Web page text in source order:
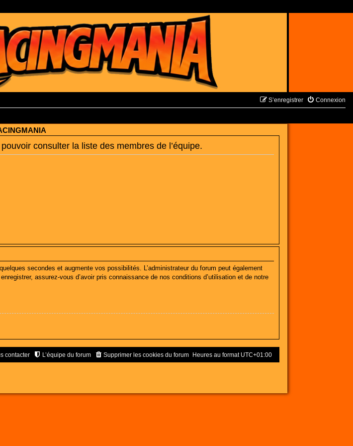
Connexion
S’enregistrer
consulter la liste des membres de l’équipe.
secondes et augmente vos possibilités. L’administrateur du forum peut également
assurez-vous d’avoir pris connaissance de nos conditions d’utilisation et de notre
Heures au format UTC+01:00
Supprimer les cookies du forum
L’équipe du forum
contacter